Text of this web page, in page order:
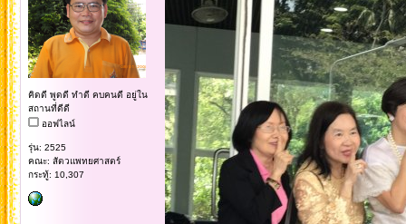
คิดดี พูดดี ทำดี คบคนดี อยู่ใน
สถานที่ดีดี
ออฟไลน์
รุ่น: 2525
คณะ: สัตวแพทยศาสตร์
กระทู้: 10,307